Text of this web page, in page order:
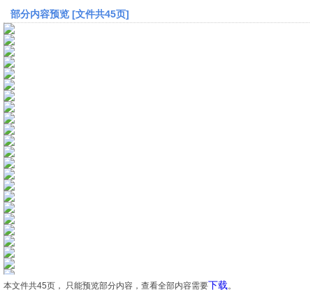
论文
部分内容预览 [文件共45页]
本文件共45页， 只能预览部分内容，查看全部内容需要下载。